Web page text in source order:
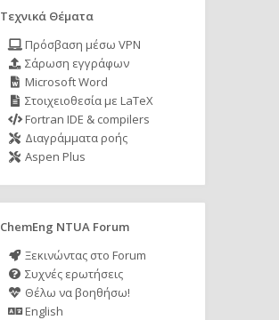
Τεχνικά Θέματα
Πρόσβαση μέσω VPN
Σάρωση εγγράφων
Microsoft Word
Στοιχειοθεσία με LaTeX
Fortran IDE & compilers
Διαγράμματα ροής
Aspen Plus
ChemEng NTUA Forum
Ξεκινώντας στο Forum
Συχνές ερωτήσεις
Θέλω να βοηθήσω!
English